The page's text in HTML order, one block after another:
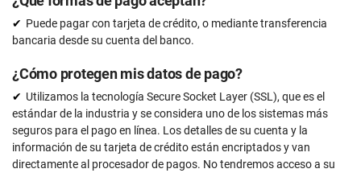
Puede pagar con tarjeta de crédito, o mediante transferencia
bancaria desde su cuenta del banco.
¿Cómo protegen mis datos de pago?
Utilizamos la tecnología Secure Socket Layer (SSL), que es el
estándar de la industria y se considera uno de los sistemas más
seguros para el pago en línea. Los detalles de su cuenta y la
información de su tarjeta de crédito están encriptados y van
directamente al procesador de pagos. No tendremos acceso a su